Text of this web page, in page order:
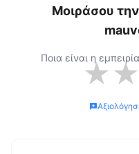
Μοιράσου
Ποια είναι η
★★